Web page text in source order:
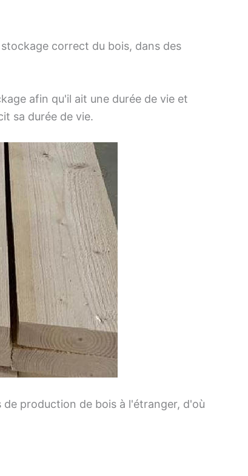
correct du bois, dans des
afin qu'il ait une durée de vie et
sa durée de vie.
production de bois à l'étranger, d'où